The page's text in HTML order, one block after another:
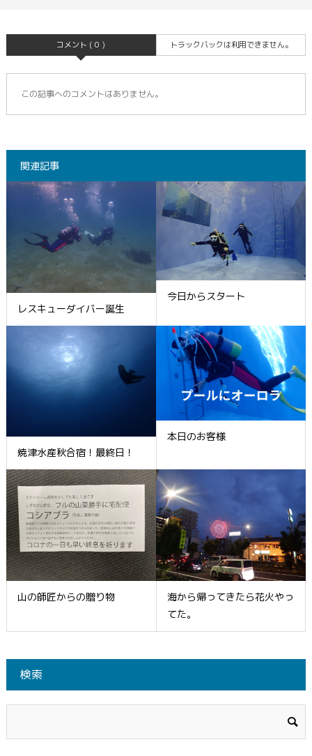
コメント ( 0 ) トラックバックは利用できません。
この記事へのコメントはありません。
関連記事
レスキューダイバー誕生
今日からスタート
焼津水産秋合宿！最終日！
本日のお客様
山の師匠からの贈り物
海から帰ってきたら花火やっ
てた。
検索